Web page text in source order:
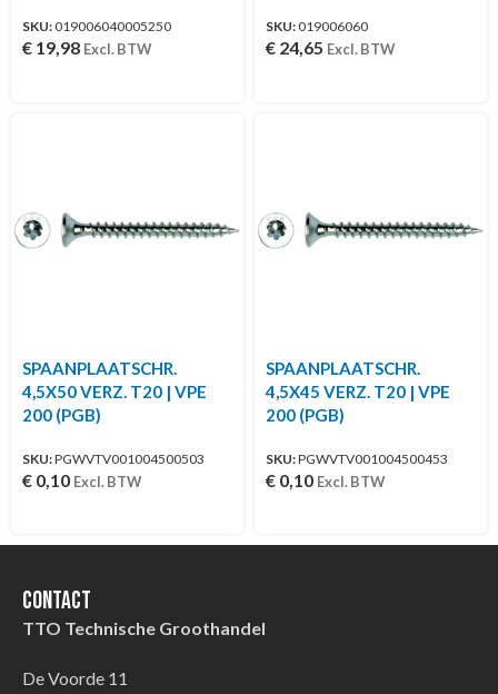
SKU: 019006040005250
€ 19,98 Excl. BTW
SKU: 019006060
€ 24,65 Excl. BTW
SPAANPLAATSCHR.
4,5X50 VERZ. T20 | VPE
200 (PGB)
SKU:PGWVTV001004500503
€ 0,10 Excl. BTW
SPAANPLAATSCHR.
4,5X45 VERZ. T20 | VPE
200 (PGB)
SKU:PGWVTV001004500453
€ 0,10 Excl. BTW
Contact
TTO Technische Groothandel
De Voorde 11